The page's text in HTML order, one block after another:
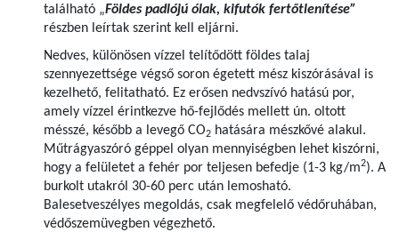
található „Földes padlójú ólak, kifutók fertőtlenítése”
részben leírtak szerint kell eljárni.
Nedves, különösen vízzel telítődött földes talaj
szennyezettsége végső soron égetett mész kiszórásával is
kezelhető, felitatható. Ez erősen nedvszívó hatású por,
amely vízzel érintkezve hő-fejlődés mellett ún. oltott
mésszé, később a levegő CO2 hatására mészkővé alakul.
Műtrágyaszóró géppel olyan mennyiségben lehet kiszórni,
hogy a felületet a fehér por teljesen befedje (1-3 kg/m2). A
burkolt utakról 30-60 perc után lemosható.
Balesetveszélyes megoldás, csak megfelelő védőruhában,
védőszemüvegben végezhető.